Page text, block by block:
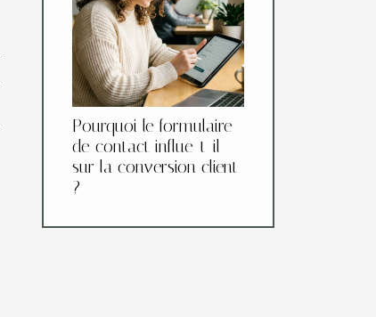
Pourquoi le formulaire
de contact influe-t-il
sur la conversion client
?